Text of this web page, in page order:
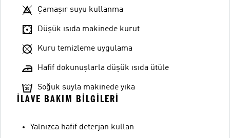
Çamaşır suyu kullanma
Düşük ısıda makinede kurut
Kuru temizleme uygulama
Hafif dokunuşlarla düşük ısıda ütüle
Soğuk suyla makinede yıka
İLAVE BAKIM BILGILERI
Yalnızca hafif deterjan kullan